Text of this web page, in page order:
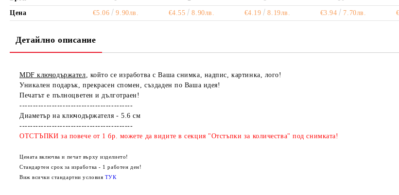
Цена €5.06 9.90лв. €4.55 8.90лв. €4.19 8.19лв. €3.94 7.70лв.
Детайлно описание
MDF ключодържател, който се изработва с Ваша снимка, надпис, картинка, лого!
Уникален подарък, прекрасен спомен, създаден по Ваша идея!
Печатът е пълноцветен и дълготраен!
------------------------------------------
Диаметър на ключодържателя - 5.6 см
------------------------------------------
ОТСТЪПКИ за повече от 1 бр. можете да видите в секция "Отстъпки за количества" под снимката!
Цената включва и печат върху изделието!
Стандартен срок за изработка - 1 работен ден!
Виж всички стандартни условия ТУК